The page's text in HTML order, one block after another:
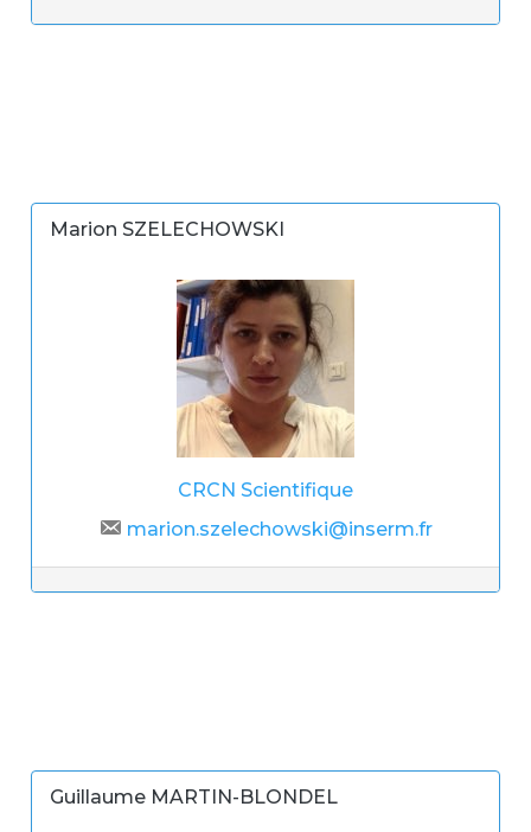
Marion SZELECHOWSKI
CRCN Scientifique
marion.szelechowski@inserm.fr
Guillaume MARTIN-BLONDEL